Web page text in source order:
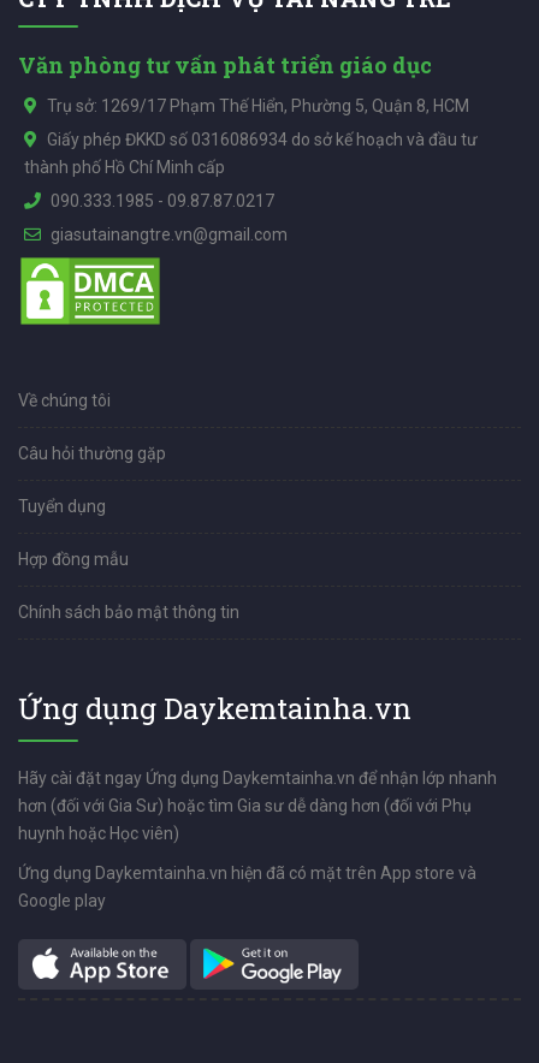
Văn phòng tư vấn phát triển giáo dục
Trụ sở: 1269/17 Phạm Thế Hiển, Phường 5, Quận 8, HCM
Giấy phép ĐKKD số 0316086934 do sở kế hoạch và đầu tư
thành phố Hồ Chí Minh cấp
090.333.1985 - 09.87.87.0217
giasutainangtre.vn@gmail.com
Về chúng tôi
Câu hỏi thường gặp
Tuyển dụng
Hợp đồng mẫu
Chính sách bảo mật thông tin
Ứng dụng Daykemtainha.vn
Hãy cài đặt ngay Ứng dụng Daykemtainha.vn để nhận lớp nhanh
hơn (đối với Gia Sư) hoặc tìm Gia sư dễ dàng hơn (đối với Phụ
huynh hoặc Học viên)
Ứng dụng Daykemtainha.vn hiện đã có mặt trên App store và
Google play